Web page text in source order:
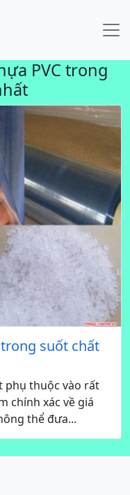
PVC trong
trong suốt chất
phụ thuộc vào rất
chính xác về giá
thể đưa...